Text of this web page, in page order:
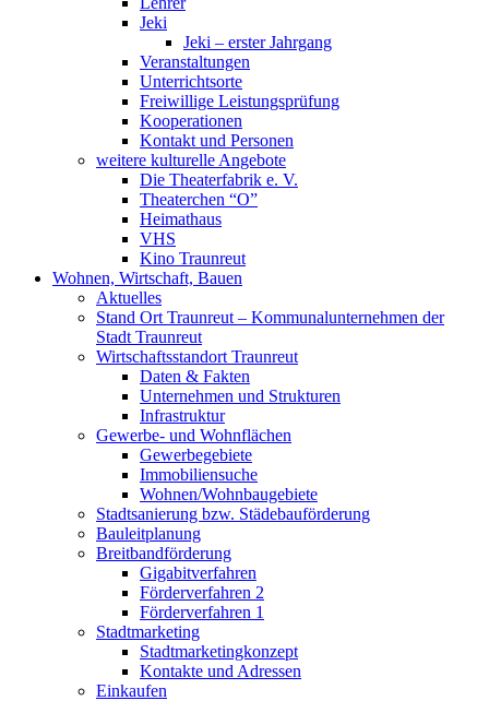
Jeki
Jeki – erster Jahrgang
Veranstaltungen
Unterrichtsorte
Freiwillige Leistungsprüfung
Kooperationen
Kontakt und Personen
weitere kulturelle Angebote
Die Theaterfabrik e. V.
Theaterchen “O”
Heimathaus
VHS
Kino Traunreut
Wohnen, Wirtschaft, Bauen
Aktuelles
Stand Ort Traunreut – Kommunalunternehmen der
Stadt Traunreut
Wirtschaftsstandort Traunreut
Daten & Fakten
Unternehmen und Strukturen
Infrastruktur
Gewerbe- und Wohnflächen
Gewerbegebiete
Immobiliensuche
Wohnen/Wohnbaugebiete
Stadtsanierung bzw. Städebauförderung
Bauleitplanung
Breitbandförderung
Gigabitverfahren
Förderverfahren 2
Förderverfahren 1
Stadtmarketing
Stadtmarketingkonzept
Kontakte und Adressen
Einkaufen